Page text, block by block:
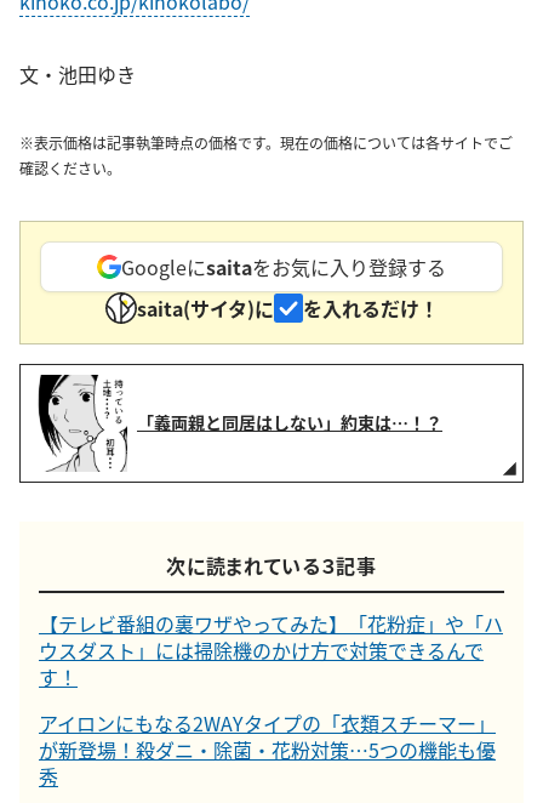
文・池田ゆき
※表示価格は記事執筆時点の価格です。現在の価格については各サイトでご
確認ください。
Googleにsaitaをお気に入り登録する
saita(サイタ)に
を入れるだけ！
「義両親と同居はしない」約束は…！？
次に読まれている３記事
【テレビ番組の裏ワザやってみた】「花粉症」や「ハ
ウスダスト」には掃除機のかけ方で対策できるんで
す！
アイロンにもなる2WAYタイプの「衣類スチーマー」
が新登場！殺ダニ・除菌・花粉対策…5つの機能も優
秀